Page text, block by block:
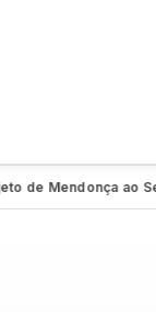
ao Senado●